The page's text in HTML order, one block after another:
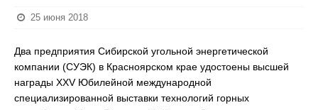
25 июня 2018
Два предприятия Сибирской угольной энергетической
компании (СУЭК) в Красноярском крае удостоены высшей
награды XXV Юбилейной международной
специализированной выставки технологий горных